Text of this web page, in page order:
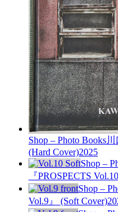
Shop – Photo Books
(Hard Cover)2025
Shop –
『PROSPECTS
Shop –
Vol.9』 (Soft Cover)